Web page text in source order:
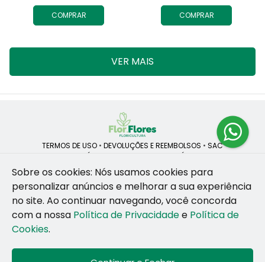
COMPRAR COMPRAR
VER MAIS
TERMOS DE USO • DEVOLUÇÕES E REEMBOLSOS • SAC
POLÍTICA DE PRIVACIDADE POLÍTICA DE COOKIES
ROSANE CRISTINA LINS DE VESCONCELOS | CNPJ: 55.381.783/0001-92
CAIS SANTA RITA, no SN, BOX 34-35, Sao Jose - Recife - PE - 50020-
© 2024-2026 - Todos os direitos reservados - Desenvolvido por
Sobre os cookies: Nós usamos cookies para
personalizar anúncios e melhorar a sua experiência
no site. Ao continuar navegando, você concorda
com a nossa Política de Privacidadee Política de
Cookies.